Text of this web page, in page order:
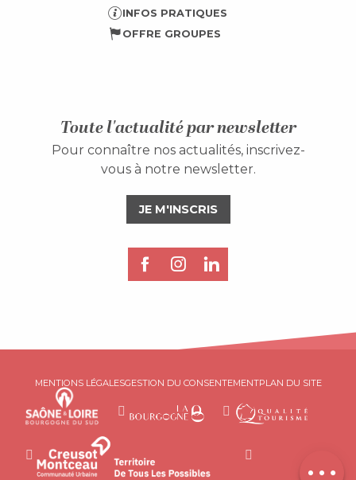
INFOS PRATIQUES
OFFRE GROUPES
Toute l'actualité par newsletter
Pour connaître nos actualités, inscrivez-
vous à notre newsletter.
JE M'INSCRIS
MENTIONS LÉGALESGESTION DU CONSENTEMENTPLAN DU SITE